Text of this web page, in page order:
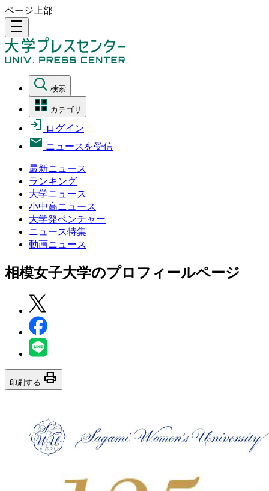
ページ上部
density_medium
検索
カテゴリ
ログイン
ニュースを受信
最新ニュース
ランキング
大学ニュース
小中高ニュース
大学発ベンチャー
ニュース特集
動画ニュース
相模女子大学のプロフィールページ
印刷する print